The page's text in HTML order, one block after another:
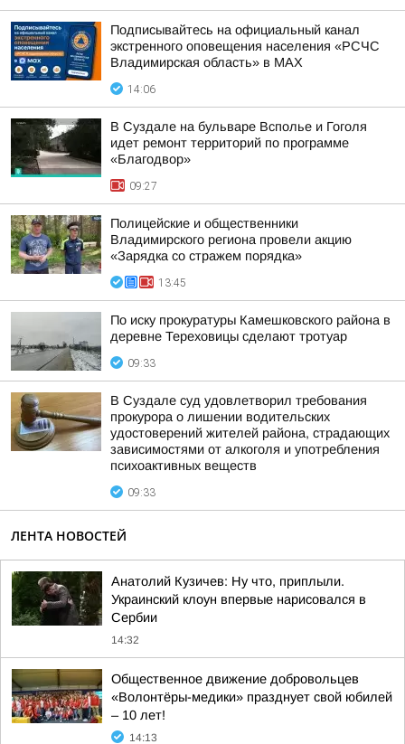
Подписывайтесь на официальный канал
экстренного оповещения населения «РСЧС
Владимирская область» в МАХ
14:06
В Суздале на бульваре Всполье и Гоголя
идет ремонт территорий по программе
«Благодвор»
09:27
Полицейские и общественники
Владимирского региона провели акцию
«Зарядка со стражем порядка»
13:45
По иску прокуратуры Камешковского района в
деревне Тереховицы сделают тротуар
09:33
В Суздале суд удовлетворил требования
прокурора о лишении водительских
удостоверений жителей района, страдающих
зависимостями от алкоголя и употребления
психоактивных веществ
09:33
ЛЕНТА НОВОСТЕЙ
Анатолий Кузичев: Ну что, приплыли.
Украинский клоун впервые нарисовался в
Сербии
14:32
Общественное движение добровольцев
«Волонтёры-медики» празднует свой юбилей
– 10 лет!
14:13